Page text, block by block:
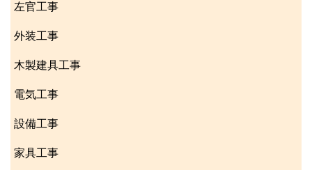
左官工事
外装工事
木製建具工事
電気工事
設備工事
家具工事